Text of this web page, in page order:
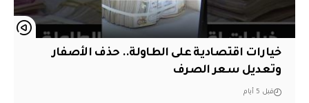
خيارات اقتصادية على الطاولة.. حذف الأصفار
وتعديل سعر الصرف
قبل 5 أيام